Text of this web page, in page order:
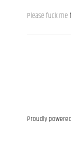
Please fuck me
Proudly